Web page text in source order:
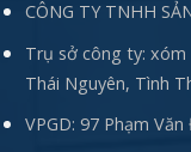
CÔNG TY TNHH
Trụ sở công ty:
Thái Nguyên, Tình
VPGD: 97 Phạm